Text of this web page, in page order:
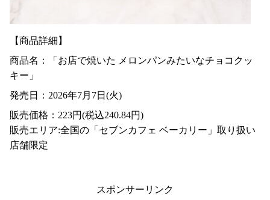
【商品詳細】
商品名：「お店で焼いた メロンパンみたいなチョコクッ
キー」
発売日：2026年7月7日(火)
販売価格：223円(税込240.84円)
販売エリア:全国の「セブンカフェ ベーカリー」取り扱い
店舗限定
スポンサーリンク